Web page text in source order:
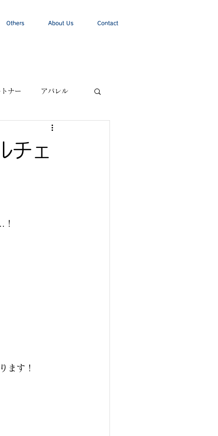
Others About Us Contact
ナー アパレル
チェ
ます！